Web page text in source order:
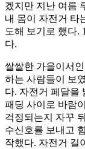
겠지만 지난 여름
내 몸이 자전거 타
도해 보기로 했다.
다.
쌀쌀한 가을이서
하는 사람들이 보
다. 자전거 페달을
패딩 사이로 바람
걱정되는지 자꾸
수신호를 보내고
작했다. 자전거 길